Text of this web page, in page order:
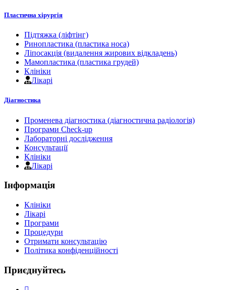
Пластична хірургія
Підтяжка (ліфтінг)
Ринопластика (пластика носа)
Ліпосакція (видалення жирових відкладень)
Мамопластика (пластика грудей)
Клініки
Лікарі
Діагностика
Променева діагностика (діагностична радіологія)
Програми Check-up
Лабораторні дослідження
Консультації
Клініки
Лікарі
Інформація
Клініки
Лікарі
Програми
Процедури
Отримати консультацію
Політика конфіденційності
Приєднуйтесь